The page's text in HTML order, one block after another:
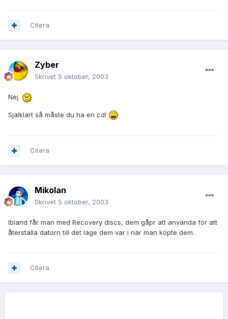
Citera
Zyber
Skrivet 5 oktober, 2003
Nej.
Själklart så måste du ha en cd!
Citera
Mikolan
Skrivet 5 oktober, 2003
Ibland får man med Recovery discs, dem gåpr att använda för att
återställa datorn till det läge dem var i när man köpte dem.
Citera